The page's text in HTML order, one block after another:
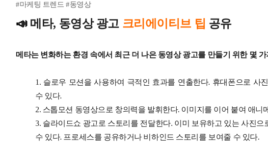
#마케팅 트렌드 #동영상
📣 메타, 동영상 광고 크리에이티브 팁 공유
메타는 변화하는 환경 속에서 최근 더 나은 동영상 광고를 만들기 위한 몇
1. 슬로우 모션을 사용하여 극적인 효과를 연출한다. 휴대폰으로 사
수 있다.
2. 스톱모션 동영상으로 창의력을 발휘한다. 이미지를 이어 붙여 애니
3. 슬라이드쇼 광고로 스토리를 전달한다. 이미 보유하고 있는 사진
수 있다. 프로세스를 공유하거나 비하인드 스토리를 보여줄 수 있다.